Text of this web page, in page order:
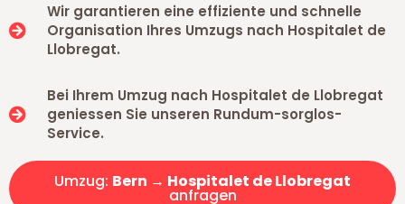
Wir garantieren eine effiziente und schnelle
Organisation Ihres Umzugs nach Hospitalet de
Llobregat.
Bei Ihrem Umzug nach Hospitalet de Llobregat
geniessen Sie unseren Rundum-sorglos-
Service.
Umzug: Bern → Hospitalet de Llobregat
anfragen